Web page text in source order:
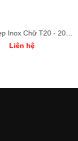
Thanh Nẹp Inox Chữ T20 - 20MM Gương, Xước, Màu
Liên hệ